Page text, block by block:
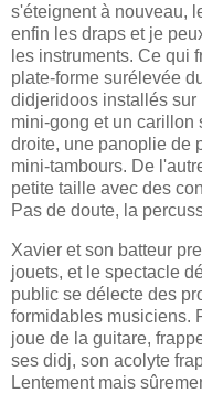
s'éteignent à nouveau,
enfin les draps et je
les instruments. Ce qui
plate-forme surélevée
didjeridoos installés sur
mini-gong et un carillon
droite, une panoplie de
mini-tambours. De
petite taille avec des
Pas de doute, la
Xavier et son batteur
jouets, et le spectacle
public se délecte des
formidables musiciens.
joue de la guitare,
ses didj, son acolyte
Lentement mais